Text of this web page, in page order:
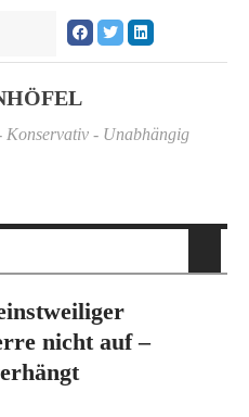
Konservativ - Unabhängig
nicht auf –